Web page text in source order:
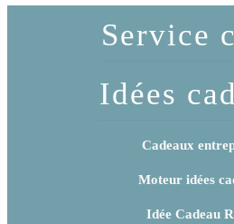
Service
Idées
Cadeaux
Moteur idées
Idée Cadeau